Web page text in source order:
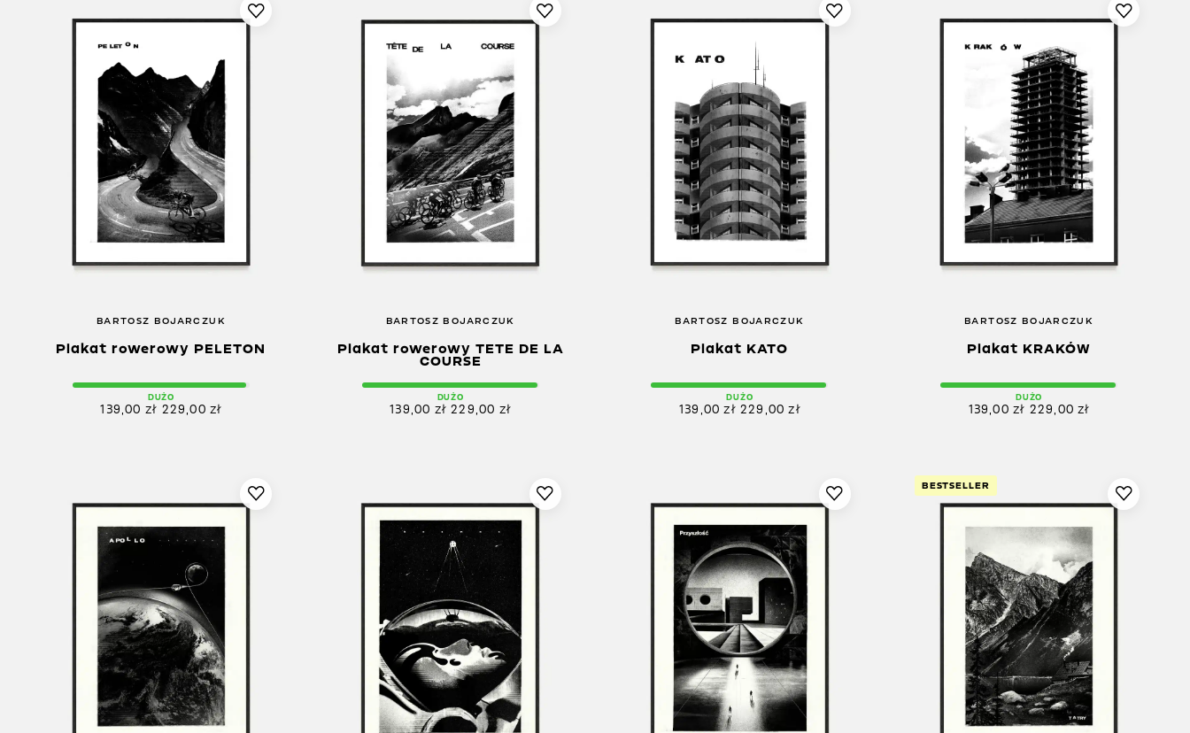
BARTOSZ BOJARCZUK
Plakat rowerowy PELETON
DUŻO
139,00 zł 229,00 zł
BARTOSZ BOJARCZUK
Plakat rowerowy TETE DE LA
COURSE
DUŻO
139,00 zł 229,00 zł
BARTOSZ BOJARCZUK
Plakat KATO
DUŻO
139,00zł 229,00zł
BARTOSZ BOJARCZUK
Plakat KRAKÓW
DUŻO
139,00zł 229,00zł
BESTSELLER